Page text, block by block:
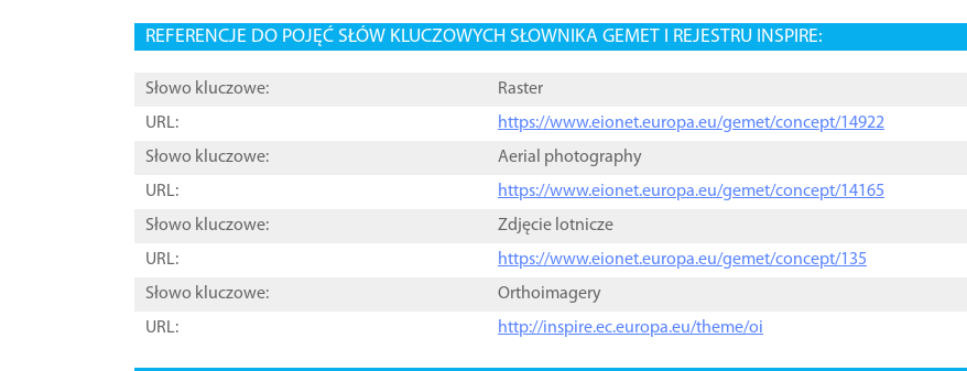
REFERENCJE DO POJĘĆ SŁÓW KLUCZOWYCH SŁOWNIKA GEMET I REJESTRU INSPIRE:
Słowo kluczowe:
Raster
URL:
https://www.eionet.europa.eu/gemet/concept/14922
Słowo kluczowe:
Aerial photography
URL:
https://www.eionet.europa.eu/gemet/concept/14165
Słowo kluczowe:
Zdjęcie lotnicze
URL:
https://www.eionet.europa.eu/gemet/concept/135
Słowo kluczowe:
Orthoimagery
URL:
http://inspire.ec.europa.eu/theme/oi